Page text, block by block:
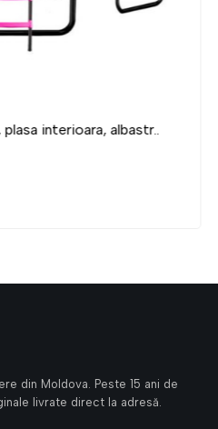
Ultra 435 cm, plasa
din Moldova. Peste 15 ani de
livrate direct la adresă.